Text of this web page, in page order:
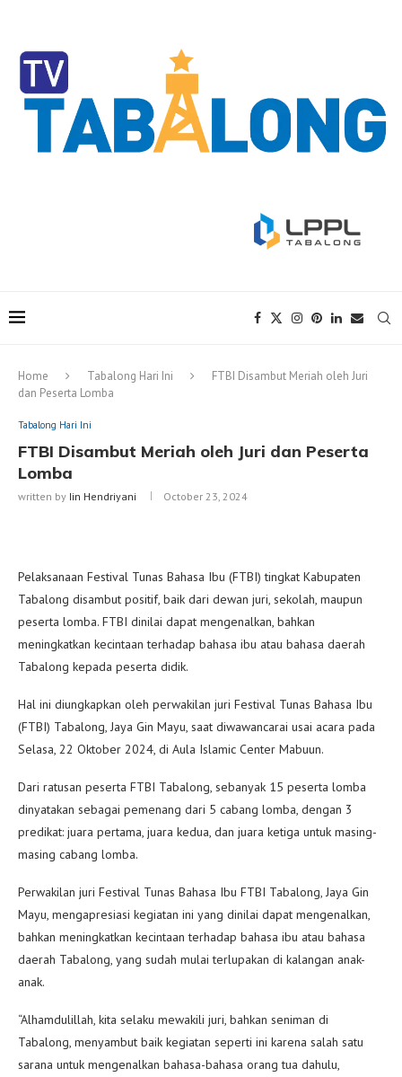
Home Tabalong Hari Ini
FTBI Disambut Meriah oleh Juri
dan Peserta Lomba
Tabalong Hari Ini
FTBI Disambut Meriah oleh Juri dan Peserta
Lomba
written by Iin Hendriyani October 23, 2024
Pelaksanaan Festival Tunas Bahasa Ibu (FTBI) tingkat Kabupaten
Tabalong disambut positif, baik dari dewan juri, sekolah, maupun
peserta lomba. FTBI dinilai dapat mengenalkan, bahkan
meningkatkan kecintaan terhadap bahasa ibu atau bahasa daerah
Tabalong kepada peserta didik.
Hal ini diungkapkan oleh perwakilan juri Festival Tunas Bahasa Ibu
(FTBI) Tabalong, Jaya Gin Mayu, saat diwawancarai usai acara pada
Selasa, 22 Oktober 2024, di Aula Islamic Center Mabuun.
Dari ratusan peserta FTBI Tabalong, sebanyak 15 peserta lomba
dinyatakan sebagai pemenang dari 5 cabang lomba, dengan 3
predikat: juara pertama, juara kedua, dan juara ketiga untuk masing-
masing cabang lomba.
Perwakilan juri Festival Tunas Bahasa Ibu FTBI Tabalong, Jaya Gin
Mayu, mengapresiasi kegiatan ini yang dinilai dapat mengenalkan,
bahkan meningkatkan kecintaan terhadap bahasa ibu atau bahasa
daerah Tabalong, yang sudah mulai terlupakan di kalangan anak-
anak.
“Alhamdulillah, kita selaku mewakili juri, bahkan seniman di
Tabalong, menyambut baik kegiatan seperti ini karena salah satu
sarana untuk mengenalkan bahasa-bahasa orang tua dahulu,